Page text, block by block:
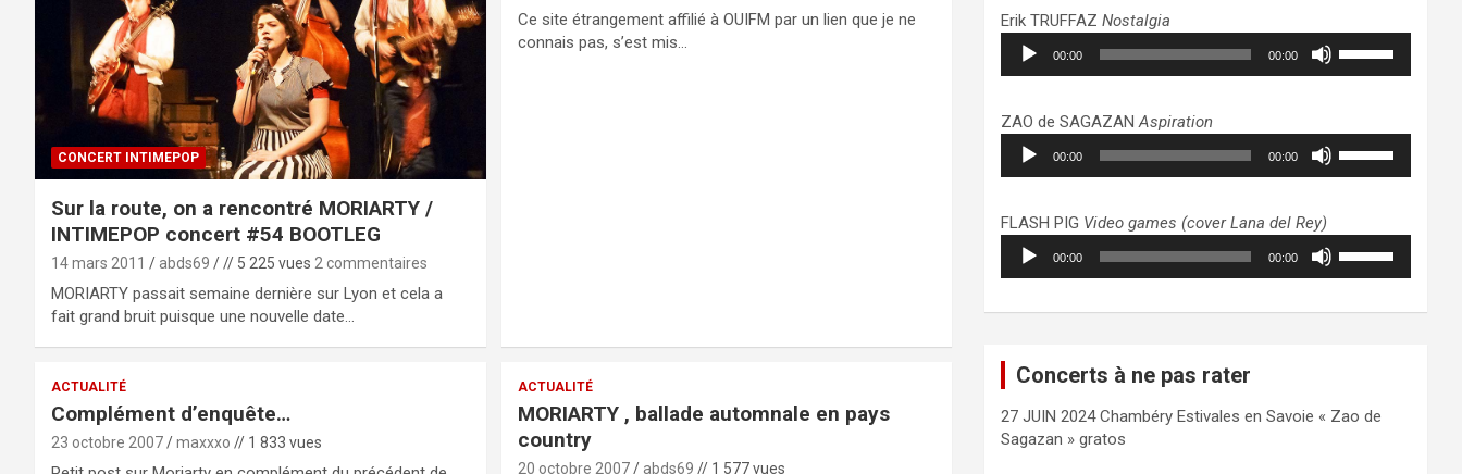
CONCERT INTIMEPOP
Sur la route, on a rencontré MORIARTY /
INTIMEPOP concert #54 BOOTLEG
14 mars 2011 abds69 // 5 225 vues 2 commentaires
MORIARTY passait semaine dernière sur Lyon et cela a
fait grand bruit puisque une nouvelle date…
Ce site étrangement affilié à OUIFM par un lien que je ne
connais pas, s’est mis…
ACTUALITÉ
Complément d’enquête…
23 octobre 2007 maxxxo // 1 833 vues
ACTUALITÉ
MORIARTY , ballade automnale en pays
country
20 octobre 2007 abds69 // 1 577 vues
pour
augmenter
ou
volume.
Erik TRUFFAZNostalgia
Lecteur
audio
00:00 00:00
pour
augmenter
ou
volume.
ZAO de SAGAZANAspiration
Lecteur
audio
00:00 00:00
pour
augmenter
ou
FLASH PIG Video games (cover Lana del Rey)
Lecteur
audio
00:00 00:00
haut/bas
le
Concerts à ne pas rater
27 JUIN 2024 Chambéry Estivales en Savoie « Zao de
Sagazan » gratos